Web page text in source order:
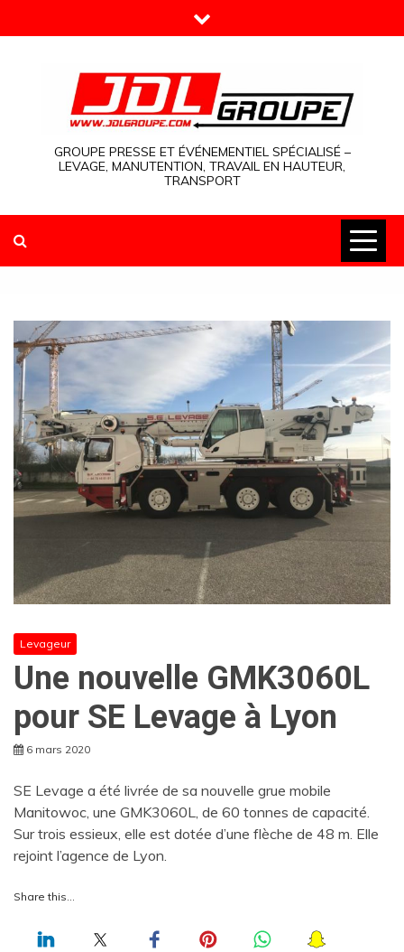
to
GROUPE PRESSE ET ÉVÉNEMENTIEL SPÉCIALISÉ –
LEVAGE, MANUTENTION, TRAVAIL EN HAUTEUR,
TRANSPORT
Levageur
Une nouvelle GMK3060L
pour SE Levage à Lyon
6 mars 2020
SE Levage a été livrée de sa nouvelle grue mobile
Manitowoc, une GMK3060L, de 60 tonnes de capacité.
Sur trois essieux, elle est dotée d’une flèche de 48 m. Elle
rejoint l’agence de Lyon.
Share this…